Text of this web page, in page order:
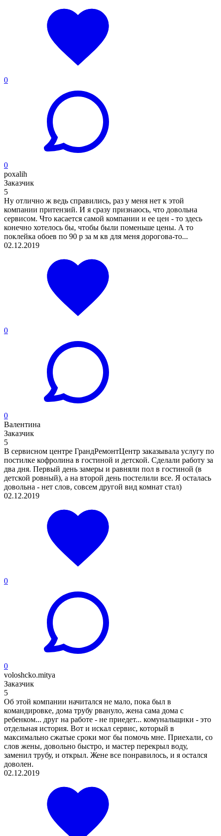
0
0
poxalih
Заказчик
5
Ну отлично ж ведь справились, раз у меня нет к этой
компании притензий. И я сразу признаюсь, что довольна
сервисом. Что касается самой компании и ее цен - то здесь
конечно хотелось бы, чтобы были поменьше цены. А то
поклейка обоев по 90 р за м кв для меня дорогова-то...
02.12.2019
0
0
Валентина
Заказчик
5
В сервисном центре ГрандРемонтЦентр заказывала услугу по
постилке кофролина в гостиной и детской. Сделали работу за
два дня. Первый день замеры и равняли пол в гостиной (в
детской ровный), а на второй день постелили все. Я осталась
довольна - нет слов, совсем другой вид комнат стал)
02.12.2019
0
0
voloshcko.mitya
Заказчик
5
Об этой компании начитался не мало, пока был в
командировке, дома трубу рвануло, жена сама дома с
ребенком... друг на работе - не приедет... комунальщики - это
отдельная история. Вот и искал сервис, который в
максимально сжатые сроки мог бы помочь мне. Приехали, со
слов жены, довольно быстро, и мастер перекрыл воду,
заменил трубу, и открыл. Жене все понравилось, и я остался
доволен.
02.12.2019